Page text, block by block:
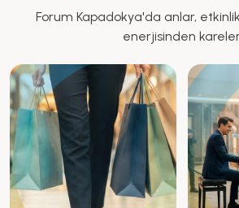
Forum Kapadokya'da anlar,
enerjisinden